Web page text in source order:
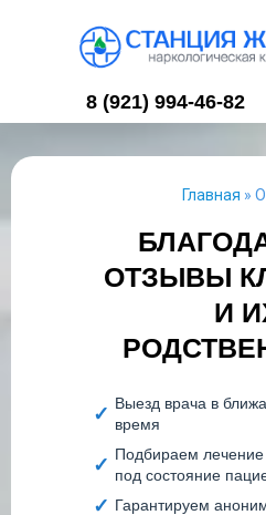
8 (921) 994-46-82
Главная »
ОТЗЫВЫ
И
Выезд врача в
время
Подбираем
под состояние
Гарантируем